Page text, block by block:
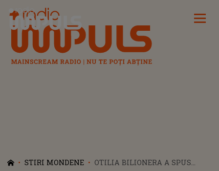
Radio Impuls
STIRI MONDENE
OTILIA BILIONERA A SPUS